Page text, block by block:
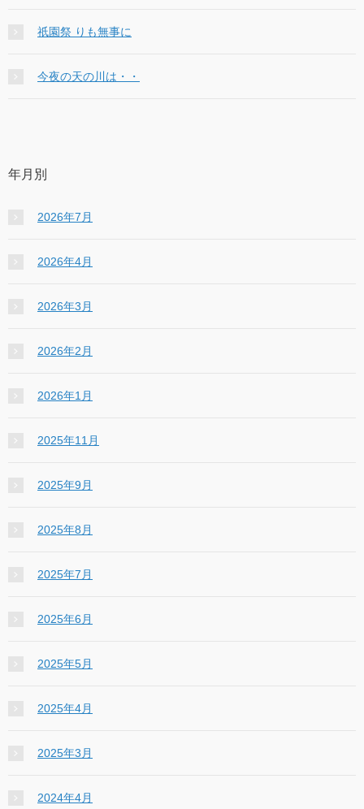
祇園祭 りも無事に
今夜の天の川は・・
年月別
2026年7月
2026年4月
2026年3月
2026年2月
2026年1月
2025年11月
2025年9月
2025年8月
2025年7月
2025年6月
2025年5月
2025年4月
2025年3月
2024年4月